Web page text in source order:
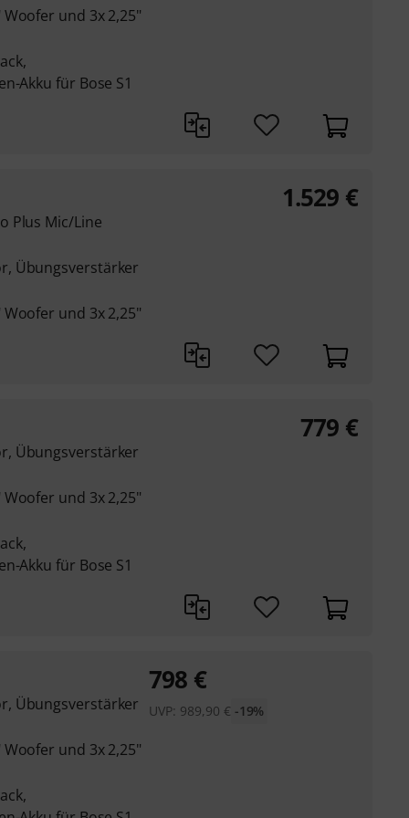
und 3x 2,25"
Akku für Bose S1
Plus Mic/Line
Übungsverstärker
und 3x 2,25"
1.529 €
Übungsverstärker
und 3x 2,25"
Akku für Bose S1
779 €
Übungsverstärker
und 3x 2,25"
798 €
UVP: 989,90 € -19%